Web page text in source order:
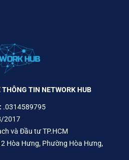
TIN NETWORK HUB
.0314589795
2017
và Đầu tư TP.HCM
Hòa Hưng, Phường Hòa Hưng,